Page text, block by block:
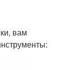
вам